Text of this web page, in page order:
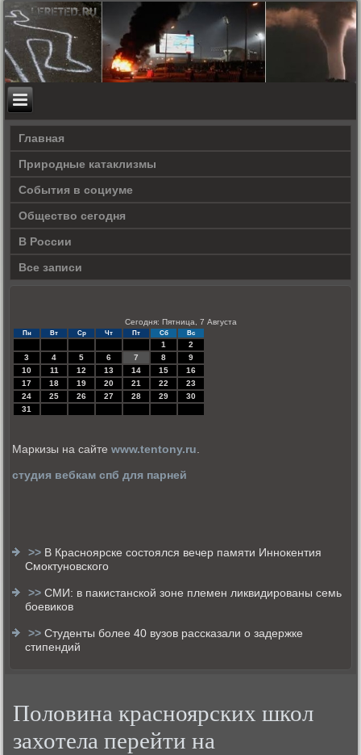
Главная
Природные катаклизмы
События в социуме
Общество сегодня
В России
Все записи
Сегодня: Пятница, 7 Августа
Пн Вт Ср Чт Пт Сб Вс
1
2
3
4 5 6 7 8
9
10
11 12 13 14 15
16
17
18 19 20 21 22
23
24
25 26 27 28 29
30
31
Маркизы на сайтеwww.tentony.ru
студия вебкам спб для парней
>> В Красноярске состоялся вечер памяти Иннокентия
Смоктуновского
>>СМИ: в пакистанской зоне племен ликвидированы семь
боевиков
>>Студенты более 40 вузов рассказали о задержке
стипендий
Половина красноярских школ
захотела перейти на